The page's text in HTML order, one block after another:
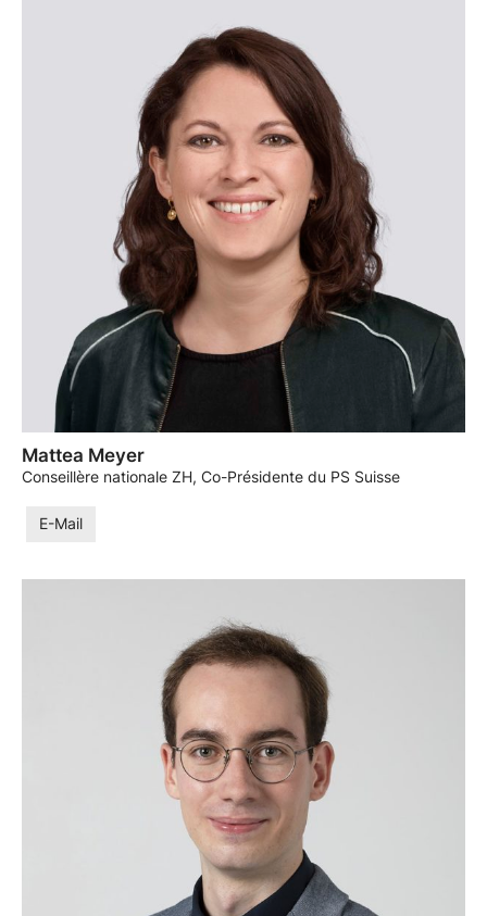
Mattea Meyer
Conseillère nationale ZH, Co-Présidente du PS Suisse
E-Mail